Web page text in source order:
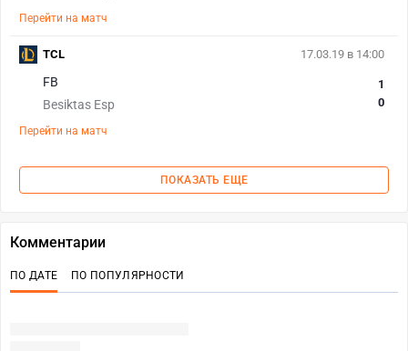
Перейти на матч
17.03.19 в 14:00
FB
Besiktas Esp
1
0
Перейти на матч
TCL
ПОКАЗАТЬ ЕЩЕ
Комментарии
ПО ДАТЕ ПО ПОПУЛЯРНОСТИ